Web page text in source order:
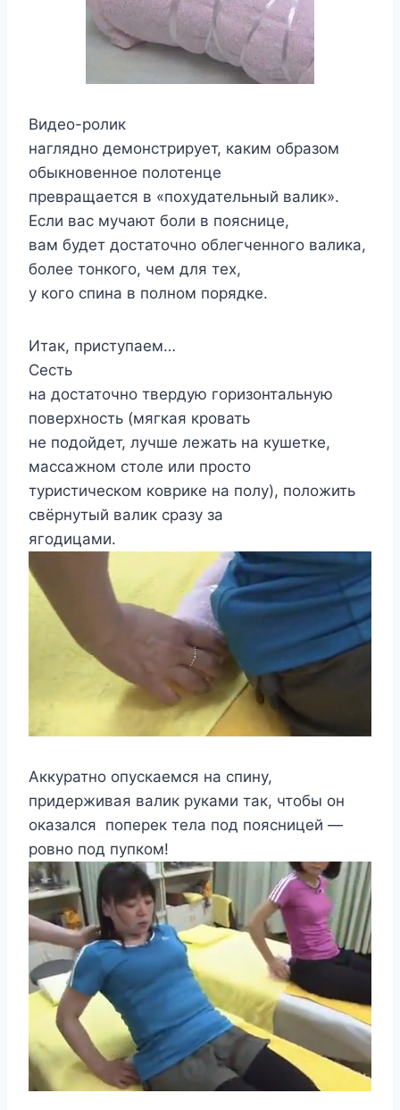
Видео-ролик
наглядно демонстрирует, каким образом
обыкновенное полотенце
превращается в «похудательный валик».
Если вас мучают боли в пояснице,
вам будет достаточно облегченного валика,
более тонкого, чем для тех,
у кого спина в полном порядке.
Итак, приступаем…
Сесть
на достаточно твердую горизонтальную
поверхность (мягкая кровать
не подойдет, лучше лежать на кушетке,
массажном столе или просто
туристическом коврике на полу), положить
свёрнутый валик сразу за
ягодицами.
Аккуратно опускаемся на спину,
придерживая валик руками так, чтобы он
оказался поперек тела под поясницей —
ровно под пупком!